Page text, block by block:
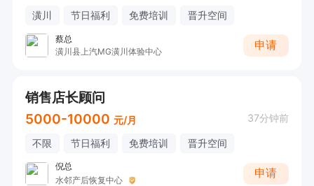
潢川 节日福利 免费培训 晋升空间
蔡总
潢川县上汽MG潢川体验中心
申请
销售店长顾问
5000-10000 元/月 37分钟前
不限 节日福利 免费培训 晋升空间
倪总
水邻产后恢复中心
申请